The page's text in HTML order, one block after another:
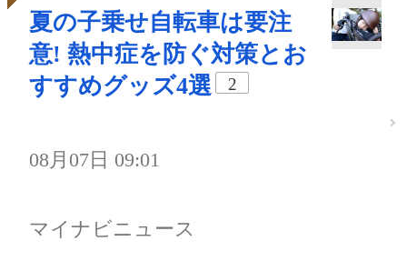
夏の子乗せ自転車は要注
意! 熱中症を防ぐ対策とお
すすめグッズ4選
2
08月07日 09:01
マイナビニュース